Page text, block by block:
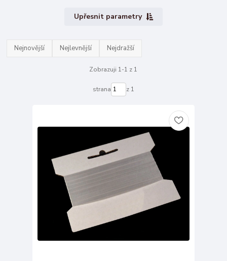
Upřesnit parametry
Nejnovější Nejlevnější Nejdražší
Zobrazuji 1-1 z 1
strana z 1